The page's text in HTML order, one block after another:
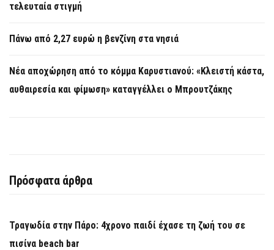
τελευταία στιγμή
Πάνω από 2,27 ευρώ η βενζίνη στα νησιά
Νέα αποχώρηση από το κόμμα Καρυστιανού: «Κλειστή κάστα,
αυθαιρεσία και φίμωση» καταγγέλλει ο Μπρουτζάκης
Πρόσφατα άρθρα
Τραγωδία στην Πάρο: 4χρονο παιδί έχασε τη ζωή του σε
πισίνα beach bar